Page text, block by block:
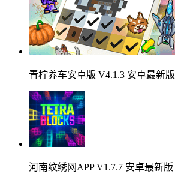
青柠养车安卓版 V4.1.3 安卓最新版
河南纹绣网APP V1.7.7 安卓最新版